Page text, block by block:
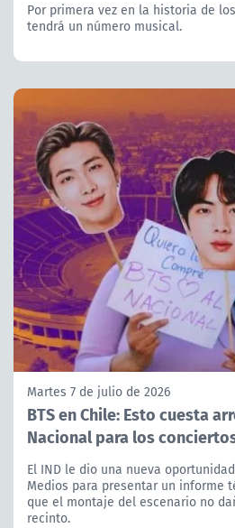
Por primera vez en la historia de
tendrá un número musical.
Martes 7 de julio de 2026
BTS en Chile: Esto cuesta
Nacional para los
El IND le dio una nueva
Medios para presentar un informe
que el montaje del escenario no
recinto.